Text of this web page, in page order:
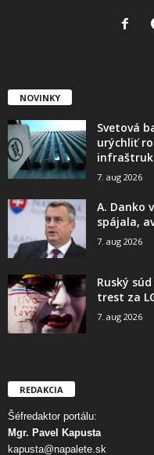
NOVINKY
Svetová
urýchliť
7. aug 2026
A. Danko
spájala,
7. aug 2026
Ruský
trest za
7. aug 2026
REDAKCIA
Šéfredaktor portálu:
Mgr. Pavel Kapusta
kapusta@napalete.sk